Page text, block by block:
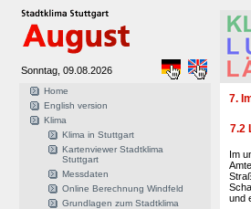
Sonntag, 09.08.2026
Home
English version
Klima
Klima in Stuttgart
Kartenviewer Stadtklima
Stuttgart
Messdaten
Online Berechnung Windfeld
Grundlagen zum Stadtklima
7.
7.2
Im
und